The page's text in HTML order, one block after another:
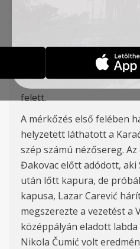
(Milosavljević 70′)
Csapatunk a Szuperliga
Újvidéken 2:1-es
felett.
A mérkőzés első felében
helyzetett láthatott a
szép számú nézősereg.
Đakovac előtt adódott, aki
után lőtt kapura, de
kapusa, Lazar Carević
megszerezte a vezetést a
középpályán eladott
Nikola Čumić volt